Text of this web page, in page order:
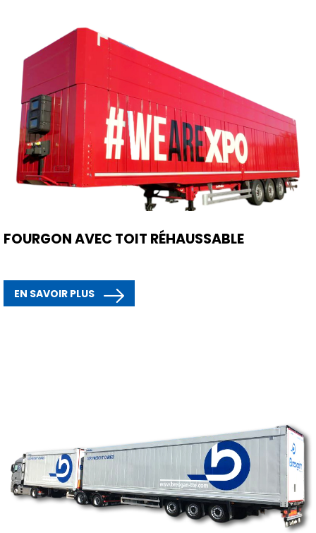
FOURGON AVEC TOIT RÉHAUSSABLE
EN SAVOIR PLUS